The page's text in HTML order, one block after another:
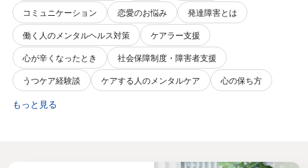
コミュニケーション
恋愛のお悩み
発達障害とは
働く人のメンタルヘルス対策
ケアラー支援
心が辛くなったとき
社会保障制度・障害者支援
うつケア経験談
ケアする人のメンタルケア 心の保ち方
もっと見る